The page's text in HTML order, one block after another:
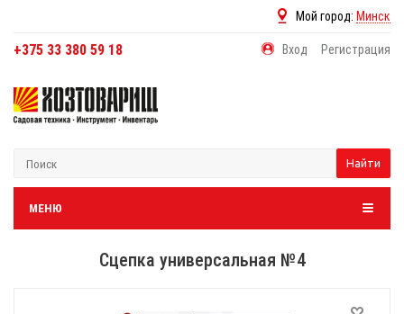
Мой город: Минск
+375 33 380 59 18 Вход Регистрация
Найти
МЕНЮ
Сцепка универсальная №4